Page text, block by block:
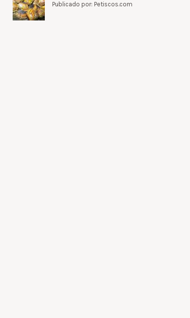
Publicado por: Petiscos.com